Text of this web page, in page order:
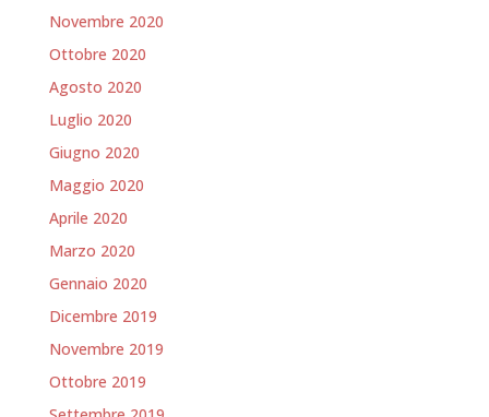
Novembre 2020
Ottobre 2020
Agosto 2020
Luglio 2020
Giugno 2020
Maggio 2020
Aprile 2020
Marzo 2020
Gennaio 2020
Dicembre 2019
Novembre 2019
Ottobre 2019